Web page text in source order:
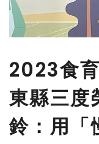
2023食
東縣三度
鈴：用「